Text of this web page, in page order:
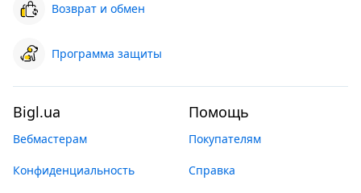
Возврат и обмен
Программа защиты
Bigl.ua
Вебмастерам
Конфиденциальность
Помощь
Покупателям
Справка